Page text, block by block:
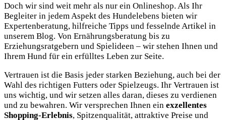
Doch wir sind weit mehr als nur ein Onlineshop. Als Ihr
Begleiter in jedem Aspekt des Hundelebens bieten wir
Expertenberatung, hilfreiche Tipps und fesselnde Artikel in
unserem Blog. Von Ernährungsberatung bis zu
Erziehungsratgebern und Spielideen – wir stehen Ihnen und
Ihrem Hund für ein erfülltes Leben zur Seite.
Vertrauen ist die Basis jeder starken Beziehung, auch bei der
Wahl des richtigen Futters oder Spielzeugs. Ihr Vertrauen ist
uns wichtig, und wir setzen alles daran, dieses zu verdienen
und zu bewahren. Wir versprechen Ihnen ein exzellentes
Shopping-Erlebnis, Spitzenqualität, attraktive Preise und